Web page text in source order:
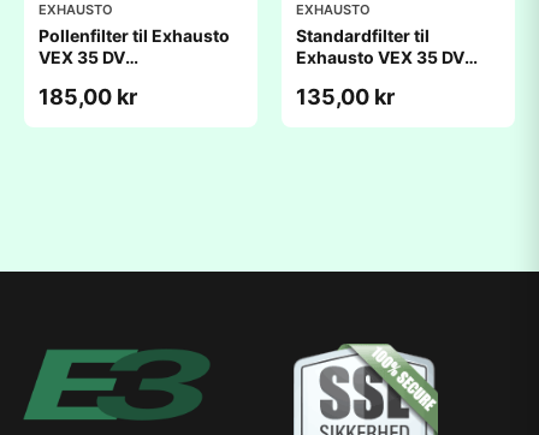
EXHAUSTO
Pollenfilter til Exhausto
VEX 35 DV
185,00 kr
EXHAUSTO
Standardfilter til
Exhausto VEX 35 DV
135,00 kr